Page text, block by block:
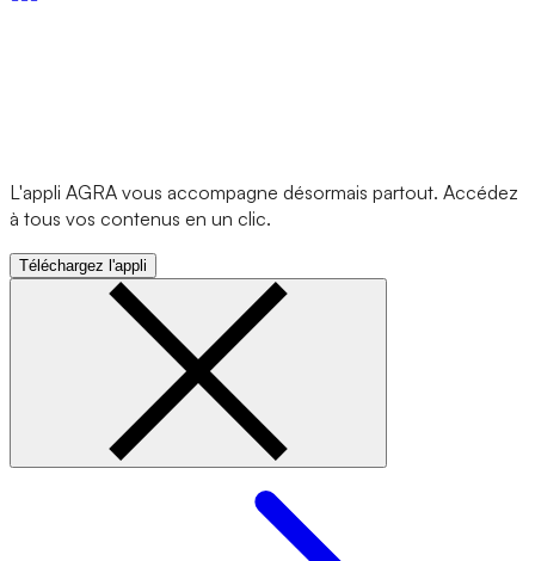
L'appli AGRA vous accompagne désormais partout. Accédez
à tous vos contenus en un clic.
Téléchargez l'appli